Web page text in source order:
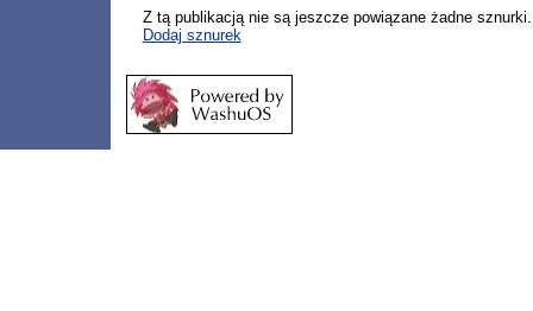
Z tą publikacją nie są jeszcze powiązane żadne sznurki.
Dodaj sznurek